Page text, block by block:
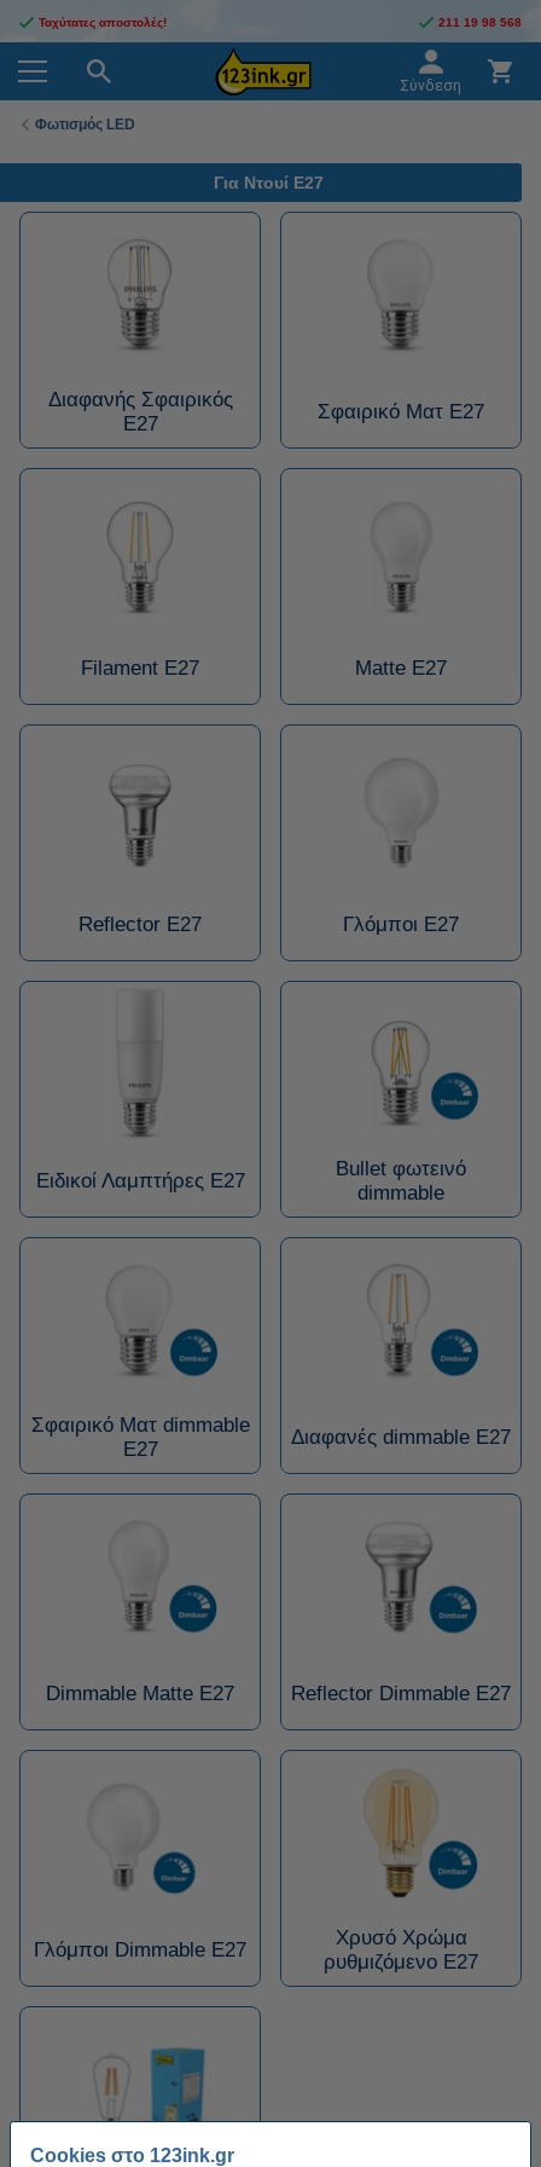
Cookies στο 123ink.gr
Ταχύτατες αποστολές! 211 19 98 568
Σύνδεση
Φωτισμός LED
Για Ντουί E27
Διαφανής Σφαιρικός
E27
Σφαιρικό Ματ Ε27
Filament Ε27 Matte E27
Reflector E27 Γλόμποι E27
Ειδικοί Λαμπτήρες E27
Bullet φωτεινό
dimmable
Σφαιρικό Ματ dimmable
E27
Διαφανές dimmable E27
Dimmable Matte E27 Reflector Dimmable E27
Γλόμποι Dimmable E27
Χρυσό Χρώμα
ρυθμιζόμενο Ε27